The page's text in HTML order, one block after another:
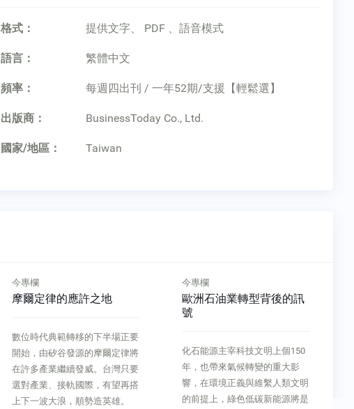
格式： 提供文字、 PDF 、語音模式
語言： 繁體中文
頻率： 每週四出刊 / 一年52期/支援【輕鬆選】
出版商： BusinessToday Co., Ltd.
國家/地區： Taiwan
今專欄
摩爾定律的應許之地
數位時代典範轉移的下半場正要
開始，由矽谷發源的摩爾定律將
在許多產業繼續發威。台灣只要
選對產業、接軌國際，有望再搭
上下一波大浪，順勢造英雄。
今專欄
歐洲石油業轉型背後的訊
號
化石能源主宰科技文明上個150
年，也帶來氣候轉變的重大影
響，在環境正義與維繫人類文明
的前提上，綠色低碳新能源將是